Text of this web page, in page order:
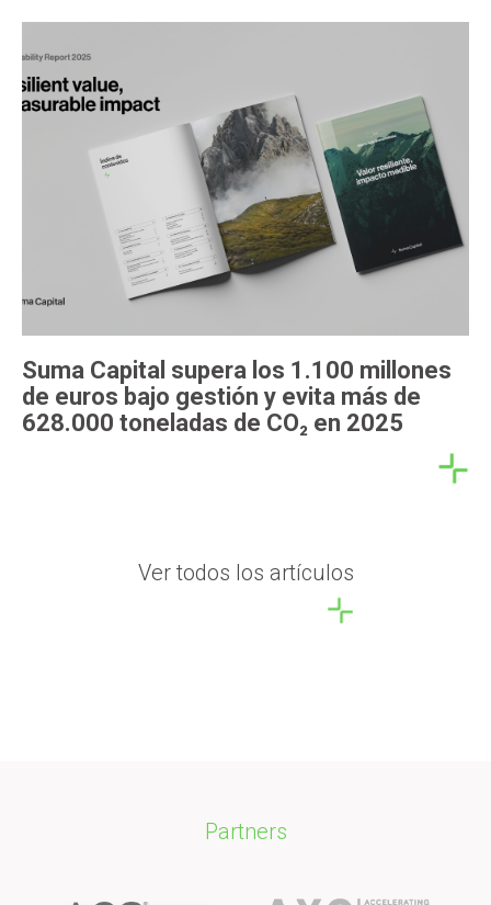
Suma Capital supera los 1.100 millones
de euros bajo gestión y evita más de
628.000 toneladas de CO₂ en 2025
Ver todos los artículos
Partners